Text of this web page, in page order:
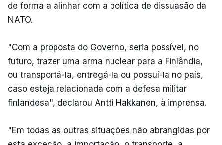
de forma a alinhar com a política de dissuasão da
NATO.
"Com a proposta do Governo, seria possível, no
futuro, trazer uma arma nuclear para a Finlândia,
ou transportá-la, entregá-la ou possuí-la no país,
caso esteja relacionada com a defesa militar
finlandesa", declarou Antti Hakkanen, à imprensa.
"Em todas as outras situações não abrangidas por